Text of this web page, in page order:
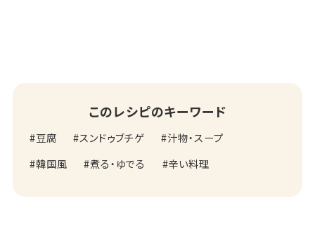
このレシピのキーワード
豆腐 スンドゥブチゲ
汁物・スープ
韓国風
煮る・ゆでる 辛い料理